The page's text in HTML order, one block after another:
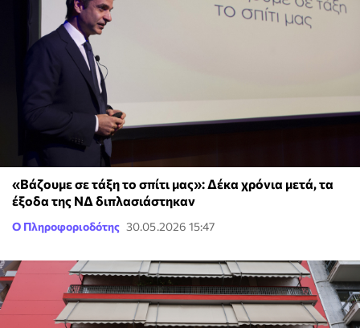
«Βάζουμε σε τάξη το σπίτι μας»: Δέκα χρόνια μετά, τα
έξοδα της ΝΔ διπλασιάστηκαν
Ο Πληροφοριοδότης 30.05.2026 15:47